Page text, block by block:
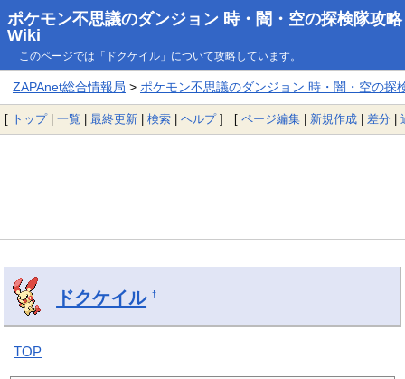
ポケモン不思議のダンジョン 時・闇・空の探検隊攻略
Wiki
このページでは「ドクケイル」について攻略しています。
ZAPAnet総合情報局 > ポケモン不思議のダンジョン 時・闇・空の探
[ トップ| 一覧 | 最終更新 | 検索 | ヘルプ] [ ページ編集 | 新規作成 | 差分 |
ドクケイル †
TOP